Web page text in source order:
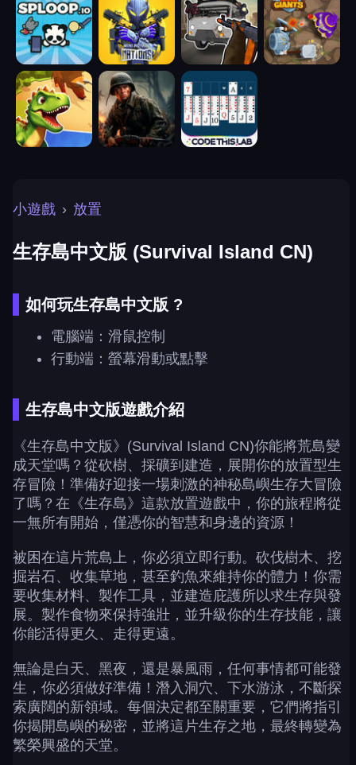
小遊戲 › 放置
生存島中文版 (Survival Island CN)
如何玩生存島中文版 ?
電腦端：滑鼠控制
行動端：螢幕滑動或點擊
生存島中文版遊戲介紹
《生存島中文版》(Survival Island CN)你能將荒島變
成天堂嗎？從砍樹、採礦到建造，展開你的放置型生
存冒險！準備好迎接一場刺激的神秘島嶼生存大冒險
了嗎？在《生存島》這款放置遊戲中，你的旅程將從
一無所有開始，僅憑你的智慧和身邊的資源！
被困在這片荒島上，你必須立即行動。砍伐樹木、挖
掘岩石、收集草地，甚至釣魚來維持你的體力！你需
要收集材料、製作工具，並建造庇護所以求生存與發
展。製作食物來保持強壯，並升級你的生存技能，讓
你能活得更久、走得更遠。
無論是白天、黑夜，還是暴風雨，任何事情都可能發
生，你必須做好準備！潛入洞穴、下水游泳，不斷探
索廣闊的新領域。每個決定都至關重要，它們將指引
你揭開島嶼的秘密，並將這片生存之地，最終轉變為
繁榮興盛的天堂。